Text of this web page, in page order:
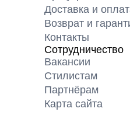
Доставка и
Возврат и
Контакты
Сотрудничество
Вакансии
Cтилистам
Партнёрам
Карта cайта